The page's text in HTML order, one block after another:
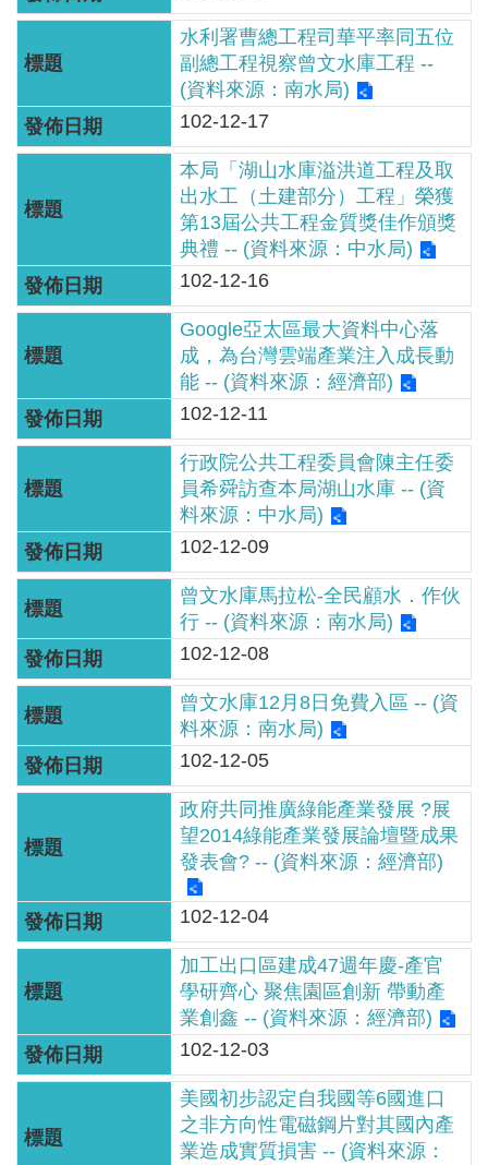
便
民
務
資
服
關
於
本
網
導
回
首
頁
意
見
箱
見
答
政
臺
平
水利署曹總工程司華平率同五位
副總工程視察曾文水庫工程 --
(資料來源：南水局)
102-12-17
本局「湖山水庫溢洪道工程及取
出水工（土建部分）工程」榮獲
第13屆公共工程金質獎佳作頒獎
典禮 -- (資料來源：中水局)
102-12-16
Google亞太區最大資料中心落
成，為台灣雲端產業注入成長動
能 -- (資料來源：經濟部)
102-12-11
行政院公共工程委員會陳主任委
員希舜訪查本局湖山水庫 -- (資
料來源：中水局)
102-12-09
曾文水庫馬拉松-全民顧水．作伙
行 -- (資料來源：南水局)
102-12-08
曾文水庫12月8日免費入區 -- (資
料來源：南水局)
102-12-05
政府共同推廣綠能產業發展 ?展
望2014綠能產業發展論壇暨成果
發表會? -- (資料來源：經濟部)
102-12-04
加工出口區建成47週年慶-產官
學研齊心 聚焦園區創新 帶動產
業創鑫 -- (資料來源：經濟部)
102-12-03
美國初步認定自我國等6國進口
之非方向性電磁鋼片對其國內產
業造成實質損害 -- (資料來源：